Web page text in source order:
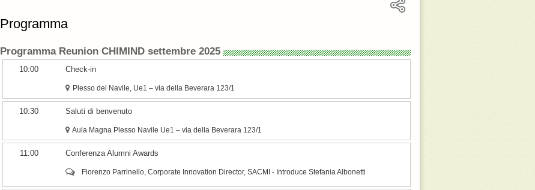
Programma
Programma Reunion CHIMIND settembre 2025
10:00 Check-in
Plesso del Navile, Ue1 – via della Beverara 123/1
10:30 Saluti di benvenuto
Aula Magna Plesso Navile Ue1 – via della Beverara 123/1
11:00 Conferenza Alumni Awards
Fiorenzo Parrinello, Corporate Innovation Director, SACMI - Introduce Stefania Albonetti